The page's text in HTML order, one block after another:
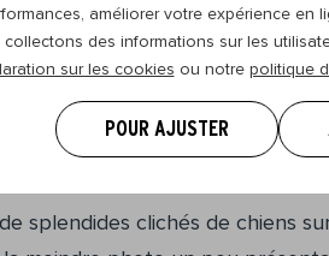
améliorer votre expérience
des informations sur les
sur les cookies ou notre politique
POUR AJUSTER
e-n-f-i-n une
splendides clichés de chiens